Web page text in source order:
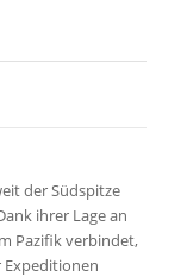
der Südspitze
ihrer Lage an
Pazifik verbindet,